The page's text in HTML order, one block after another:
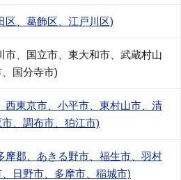
区、葛飾区、江戸川区)
市、国立市、東大和市、武蔵村山
国分寺市)
西東京市、小平市、東村山市、清
、調布市、狛江市)
摩郡、あきる野市、福生市、羽村
日野市、多摩市、稲城市)